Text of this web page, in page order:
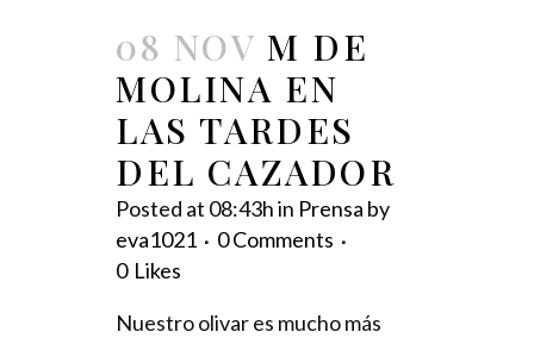
08 NOV M DE
MOLINA EN
LAS TARDES
DEL CAZADOR
Posted at 08:43hin Prensa by
eva1021
0 Comments
0 Likes
Nuestro olivar es mucho más